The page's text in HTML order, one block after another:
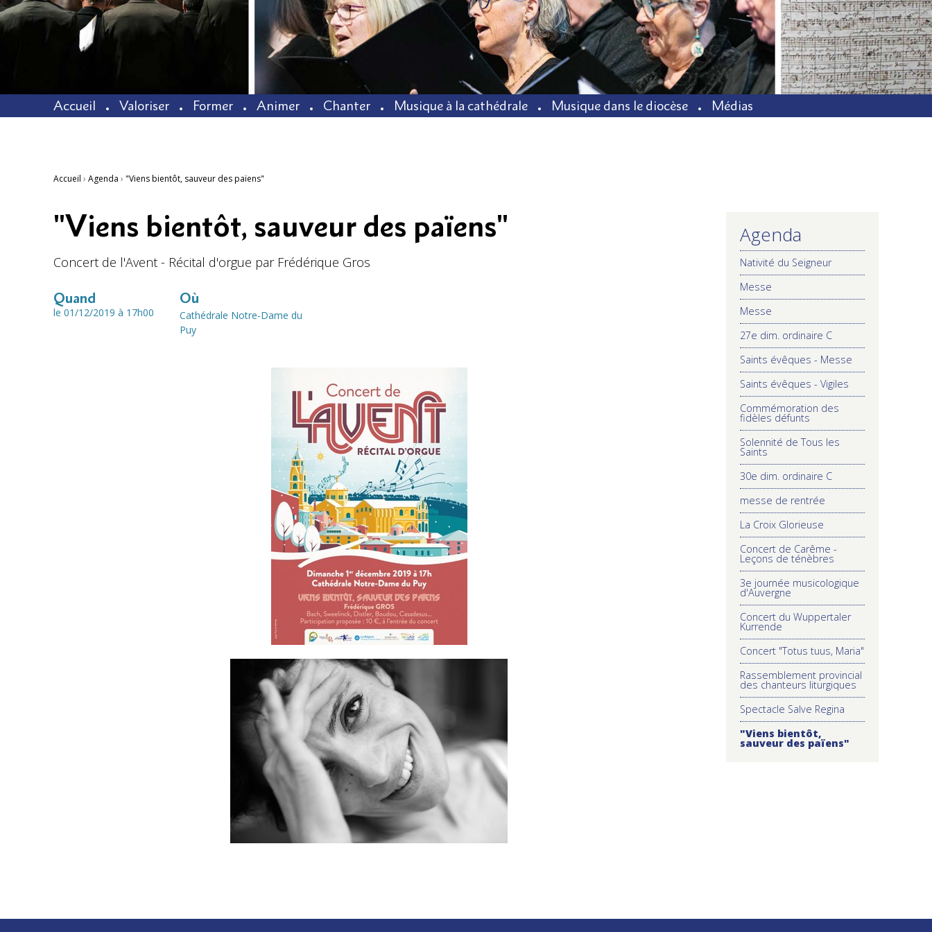
Accueil Valoriser Former Animer Chanter Musique à la cathédrale Musique dans le diocèse Médias
Accueil › Agenda › "Viens bientôt, sauveur des païens"
NAVIGATION
Agenda
Nativité du Seigneur
Messe
Messe
27e dim. ordinaire C
Saints évêques - Messe
Saints évêques - Vigiles
Commémoration des
fidèles défunts
Solennité de Tous les
Saints
30e dim. ordinaire C
messe de rentrée
La Croix Glorieuse
Concert de Carême -
Leçons de ténèbres
3e journée musicologique
d'Auvergne
Concert du Wuppertaler
Kurrende
Concert "Totus tuus, Maria"
Rassemblement provincial
des chanteurs liturgiques
Spectacle Salve Regina
"Viens bientôt,
sauveur des païens"
"Viens bientôt, sauveur des païens"
Concert de l'Avent - Récital d'orgue par Frédérique Gros
Quand
le 01/12/2019 à 17h00
Où
Cathédrale Notre-Dame du
Puy